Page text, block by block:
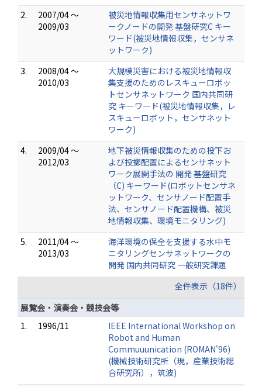
2.
2007/04 ～
2009/03
被災地情報収集用センサネットワ
ークノードの開発 基盤研究C キー
ワード(被災地情報収集，センサネ
ットワーク)
3.
2008/04 ～
2010/03
大規模災害における被災地情報収
集支援のためのレスキューロボッ
トセンサネットワーク 国内共同研
究 キーワード(被災地情報収集，レ
スキューロボット，センサネット
ワーク)
4.
2009/04 ～
2012/03
地下被災情報収集のための投下お
よび投擲配置によるセンサネット
ワーク展開手法の 開発 基盤研究
（C) キーワード(ロボットセンサネ
ットワーク、センサノード配置手
法、センサノード配置機構、被災
地情報収集、環境モニタリング)
5.
2011/04 ～
2013/03
海洋環境の保全を支援する水中モ
ニタリングセンサネットワークの
開発 国内共同研究 一般研究課題
全件表示（18件）
展覧会・演奏会・競技会等
1.
1996/11
IEEE International Workshop on
Robot and Human
Commuuunication (ROMAN'96)
(機械技術研究所（現，産業技術総
合研究所），筑波)